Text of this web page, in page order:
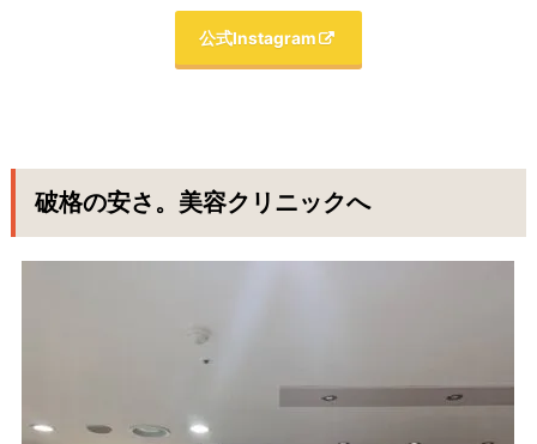
公式Instagram
破格の安さ。美容クリニックへ